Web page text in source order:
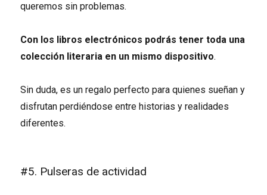
queremos sin problemas.
Con los libros electrónicos podrás tener toda una
colección literaria en un mismo dispositivo.
Sin duda, es un regalo perfecto para quienes sueñan y
disfrutan perdiéndose entre historias y realidades
diferentes.
#5. Pulseras de actividad